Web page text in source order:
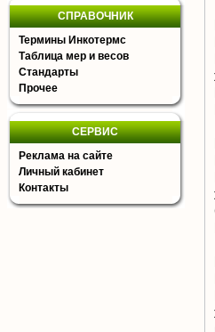
СПРАВОЧНИК
Термины Инкотермс
Таблица мер и весов
Стандарты
Прочее
СЕРВИС
Реклама на сайте
Личный кабинет
Контакты